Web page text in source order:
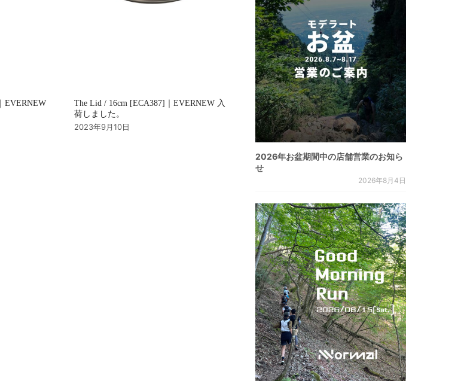
EVERNEW
The Lid / 16cm [ECA387]｜EVERNEW 入
荷しました。
2023年9月10日
2026年お盆期間中の店舗営業のお知ら
せ
2026年8月4日